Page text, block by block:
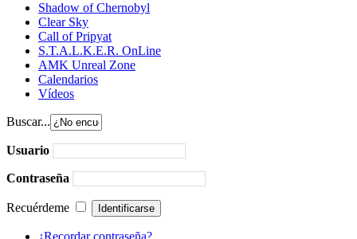
Shadow of Chernobyl
Clear Sky
Call of Pripyat
S.T.A.L.K.E.R. OnLine
AMK Unreal Zone
Calendarios
Vídeos
Buscar...
Usuario
Contraseña
Recuérdeme
¿Recordar contraseña?